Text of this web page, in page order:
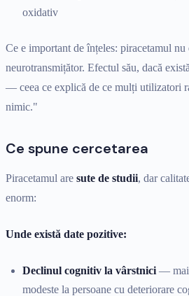
oxidativ
Ce e important de înțeles: piracetamul
neurotransmițător. Efectul său, dacă
— ceea ce explică de ce mulți utilizatori
nimic."
Ce spune cercetarea
Piracetamul are sute de studii, dar
enorm:
Unde există date pozitive:
Declinul cognitiv la vârstnici — mai
modeste la persoane cu deteriorare